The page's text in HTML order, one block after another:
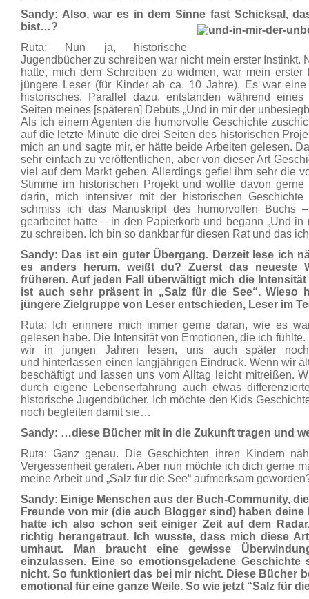
Sandy: Also, war es in dem Sinne fast Schicksal,
bist…?
Ruta: Nun ja, historische
Jugendbücher zu schreiben war nicht mein erster Instinkt.
hatte, mich dem Schreiben zu widmen, war mein
jüngere Leser (für Kinder ab ca. 10 Jahre). Es war
historisches. Parallel dazu, entstanden während
Seiten meines [späteren] Debüts „Und in mir der
Als ich einem Agenten die humorvolle Geschichte
auf die letzte Minute die drei Seiten des historischen
mich an und sagte mir, er hätte beide Arbeiten gelesen.
sehr einfach zu veröffentlichen, aber von dieser Art
viel auf dem Markt geben. Allerdings gefiel ihm sehr die
Stimme im historischen Projekt und wollte davon
darin, mich intensiver mit der historischen
schmiss ich das Manuskript des humorvollen Buchs
gearbeitet hatte – in den Papierkorb und begann „Und in
zu schreiben. Ich bin so dankbar für diesen Rat und das
Sandy: Das ist ein guter Übergang. Derzeit lese ich
es anders herum, weißt du? Zuerst das neueste
früheren. Auf jeden Fall überwältigt mich die
ist auch sehr präsent in „Salz für die See“. Wieso
jüngere Zielgruppe von Leser entschieden, Leser im
Ruta: Ich erinnere mich immer gerne daran, wie es
gelesen habe. Die Intensität von Emotionen, die ich
wir in jungen Jahren lesen, uns auch später
und hinterlassen einen langjährigen Eindruck. Wenn wir
beschäftigt und lassen uns vom Alltag leicht mitreißen.
durch eigene Lebenserfahrung auch etwas
historische Jugendbücher. Ich möchte den Kids
noch begleiten damit sie…
Sandy: …diese Bücher mit in die Zukunft tragen und
Ruta: Ganz genau. Die Geschichten ihren Kindern
Vergessenheit geraten. Aber nun möchte ich dich gerne
meine Arbeit und „Salz für die See“ aufmerksam
Sandy: Einige Menschen aus der Buch-Community,
Freunde von mir (die auch Blogger sind) haben
hatte ich also schon seit einiger Zeit auf dem
richtig herangetraut. Ich wusste, dass mich diese
umhaut. Man braucht eine gewisse
einzulassen. Eine so emotionsgeladene
nicht. So funktioniert das bei mir nicht. Diese Bücher
emotional für eine ganze Weile. So wie jetzt “Salz für